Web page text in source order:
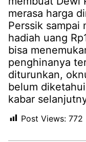
merasa harga
Perssik sampai
hadiah uang
bisa
penghinanya
diturunkan,
belum
kabar
Post Views: 772